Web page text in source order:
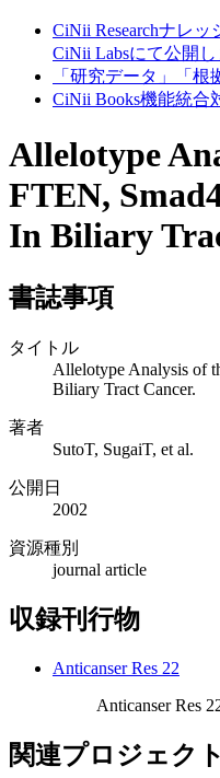
CiNii Researchナレ
CiNii Labsにて公開し
「研究データ」「
CiNii Books機能統合
Allelotype
FTEN,
In Biliary
書誌事項
タイトル
Allelotype Analysis of
Biliary Tract Cancer.
著者
SutoT, SugaiT, et al.
公開日
2002
資源種別
journal article
収録刊行物
Anticanser Res 22
Anticanser Res
関連プロジェクト